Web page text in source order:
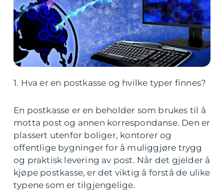
1. Hva er en postkasse og hvilke typer finnes?
En postkasse er en beholder som brukes til å
motta post og annen korrespondanse. Den er
plassert utenfor boliger, kontorer og
offentlige bygninger for å muliggjøre trygg
og praktisk levering av post. Når det gjelder å
kjøpe postkasse, er det viktig å forstå de ulike
typene som er tilgjengelige.